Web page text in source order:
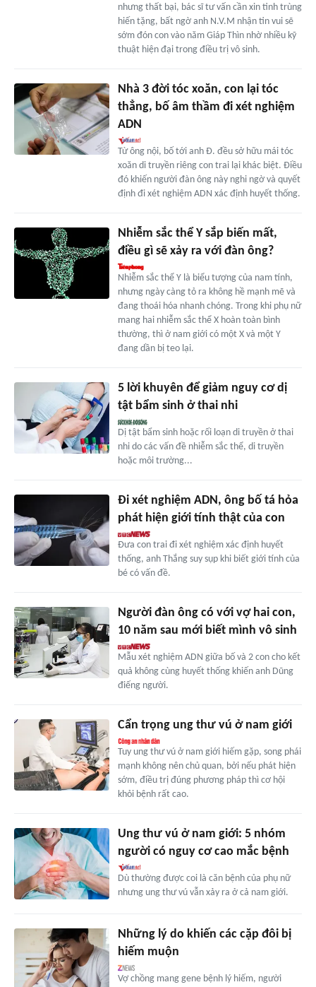
nhưng thất bại, bác sĩ tư vấn cần xin tinh trùng
hiến tặng, bất ngờ anh N.V.M nhận tin vui sẽ
sớm đón con vào năm Giáp Thìn nhờ nhiều kỹ
thuật hiện đại trong điều trị vô sinh.
Nhà 3 đời tóc xoăn, con lại tóc
thẳng, bố âm thầm đi xét nghiệm
ADN
Từ ông nội, bố tới anh Đ. đều sở hữu mái tóc
xoăn di truyền riêng con trai lại khác biệt. Điều
đó khiến người đàn ông này nghi ngờ và quyết
định đi xét nghiệm ADN xác định huyết thống.
Nhiễm sắc thể Y sắp biến mất,
điều gì sẽ xảy ra với đàn ông?
Nhiễm sắc thể Y là biểu tượng của nam tính,
nhưng ngày càng tỏ ra không hề mạnh mẽ và
đang thoái hóa nhanh chóng. Trong khi phụ nữ
mang hai nhiễm sắc thể X hoàn toàn bình
thường, thì ở nam giới có một X và một Y
đang dần bị teo lại.
5 lời khuyên để giảm nguy cơ dị
tật bẩm sinh ở thai nhi
Dị tật bẩm sinh hoặc rối loạn di truyền ở thai
nhi do các vấn đề nhiễm sắc thể, di truyền
hoặc môi trường...
Đi xét nghiệm ADN, ông bố tá hỏa
phát hiện giới tính thật của con
Đưa con trai đi xét nghiệm xác định huyết
thống, anh Thắng suy sụp khi biết giới tính của
bé có vấn đề.
Người đàn ông có với vợ hai con,
10 năm sau mới biết mình vô sinh
Mẫu xét nghiệm ADN giữa bố và 2 con cho kết
quả không cùng huyết thống khiến anh Dũng
điếng người.
Cẩn trọng ung thư vú ở nam giới
Tuy ung thư vú ở nam giới hiếm gặp, song phái
mạnh không nên chủ quan, bởi nếu phát hiện
sớm, điều trị đúng phương pháp thì cơ hội
khỏi bệnh rất cao.
Ung thư vú ở nam giới: 5 nhóm
người có nguy cơ cao mắc bệnh
Dù thường được coi là căn bệnh của phụ nữ
nhưng ung thư vú vẫn xảy ra ở cả nam giới.
Những lý do khiến các cặp đôi bị
hiếm muộn
Vợ chồng mang gene bệnh lý hiếm, người